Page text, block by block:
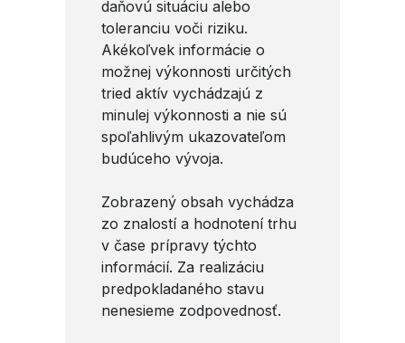
daňovú situáciu alebo
toleranciu voči riziku.
Akékoľvek informácie o
možnej výkonnosti určitých
tried aktív vychádzajú z
minulej výkonnosti a nie sú
spoľahlivým ukazovateľom
budúceho vývoja.
Zobrazený obsah vychádza
zo znalostí a hodnotení trhu
v čase prípravy týchto
informácií. Za realizáciu
predpokladaného stavu
nenesieme zodpovednosť.